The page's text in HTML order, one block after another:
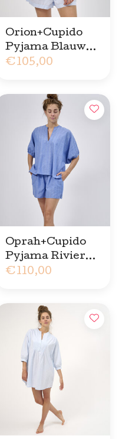
Orion+Cupido
Pyjama Blauw
Gewassen Ruit
€105,00
Oprah+Cupido
Pyjama Riviera
Streep
€110,00